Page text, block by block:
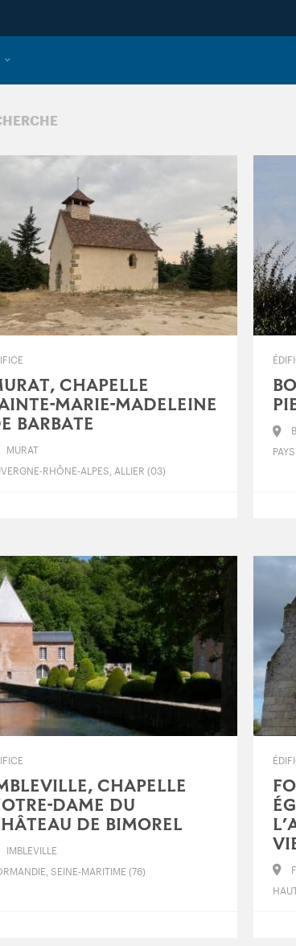
CHAPELLE
MARIE-MADELEINE
BARBATE
MURAT
RHÔNE-ALPES, ALLIER (03)
CHAPELLE
DAME DU
DE BIMOREL
IMBLEVILLE
SEINE-MARITIME (76)